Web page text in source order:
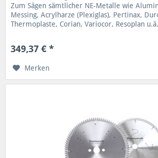
Zum Sägen sämtlicher NE-Metalle wie
Messing, Acrylharze (Plexiglas), Pertinax,
Thermoplaste, Corian, Variocor, Resoplan
349,37 € *
Merken